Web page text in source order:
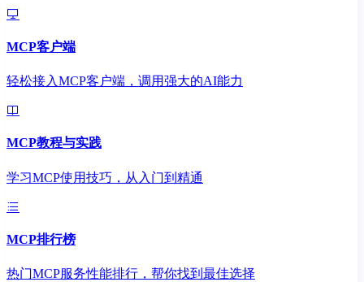
MCP客户端
轻松接入MCP客户端，调用强大的AI能力
MCP教程与实践
学习MCP使用技巧，从入门到精通
MCP排行榜
热门MCP服务性能排行，帮你找到最佳选择